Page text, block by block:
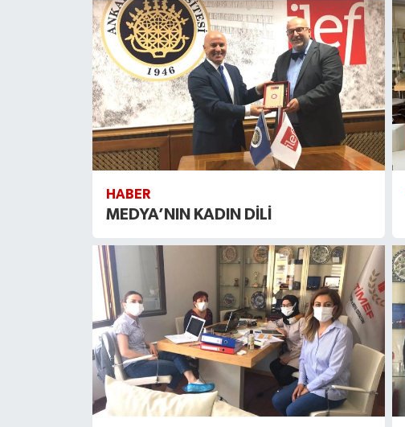
HABER
MEDYA’NIN KADIN DİLİ